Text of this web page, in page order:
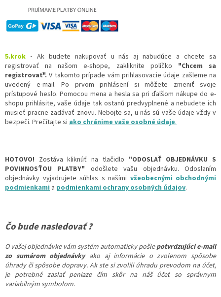
5.krok - Ak budete nakupovať u nás aj nabudúce a chcete sa
registrovať na našom e-shope, zakliknite políčko "Chcem sa
registrovať".V takomto prípade vám prihlasovacie údaje zašleme na
uvedený e-mail. Po prvom prihlásení si môžete zmeniť svoje
prístupové heslo. Pomocou mena a hesla sa pri ďalšom nákupe do e-
shopu prihlásite, vaše údaje tak ostanú predvyplnené a nebudete ich
musieť pracne zadávať znovu. Nebojte sa, u nás sú vaše údaje vždy v
bezpečí. Prečítajte si ako chránime vaše osobné údaje.
HOTOVO! Zostáva kliknúť na tlačidlo "ODOSLAŤ OBJEDNÁVKU S
POVINNOSŤOU PLATBY" odošlete vašu objednávku. Odoslaním
objednávky vyjadrujete súhlas s našími všeobecnými obchodnými
podmienkami a podmienkami ochrany osobných údajov.
Čo bude nasledovať ?
O vašej objednávke vám systém automaticky pošlepotvrdzujúci e-mail
zo sumárom objednávkyako aj informácie o zvolenom spôsobe
úhrady či spôsobe dopravy. Ak ste si zvolili úhradu prevodom na účet,
je potrebné zaslať peniaze čím skôr na náš účet so správnym
variabilným symbolom.